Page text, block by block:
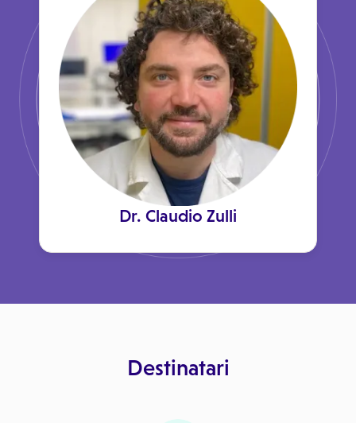
Dr. Claudio Zulli
Destinatari